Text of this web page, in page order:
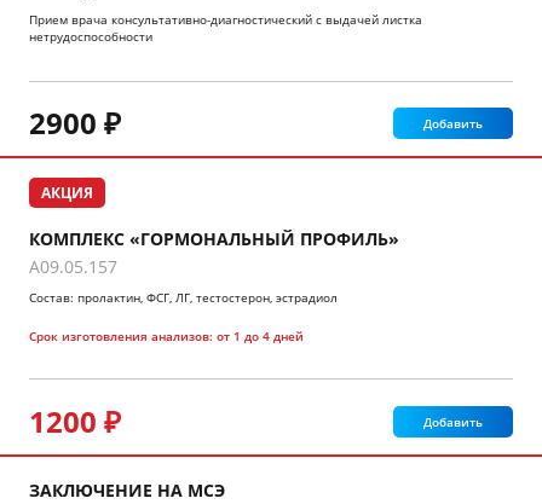
Прием врача консультативно-диагностический с выдачей листка
нетрудоспособности
2900 ₽ Добавить
АКЦИЯ
КОМПЛЕКС «ГОРМОНАЛЬНЫЙ ПРОФИЛЬ»
A09.05.157
Состав: пролактин, ФСГ, ЛГ, тестостерон, эстрадиол
Срок изготовления анализов: от 1 до 4 дней
1200 ₽ Добавить
ЗАКЛЮЧЕНИЕ НА МСЭ